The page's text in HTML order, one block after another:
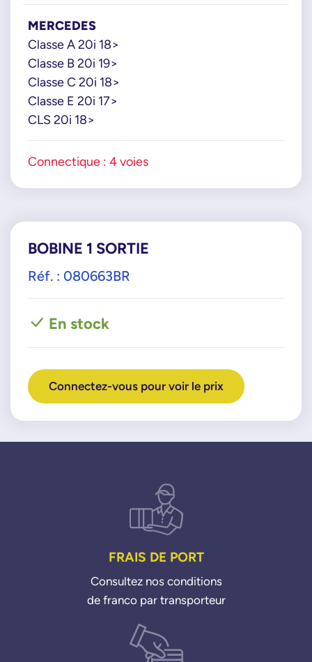
MERCEDES
Classe A 20i 18>
Classe B 20i 19>
Classe C 20i 18>
Classe E 20i 17>
CLS 20i 18>
Connectique : 4 voies
BOBINE 1 SORTIE
Réf. : 080663BR
En stock
Connectez-vous pour voir le prix
FRAIS DE PORT
Consultez nos conditions
de franco par transporteur